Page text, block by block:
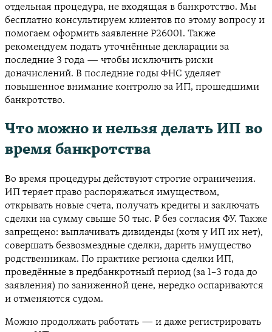
отдельная процедура, не входящая в банкротство. Мы
бесплатно консультируем клиентов по этому вопросу и
помогаем оформить заявление Р26001. Также
рекомендуем подать уточнённые декларации за
последние 3 года — чтобы исключить риски
доначислений. В последние годы ФНС уделяет
повышенное внимание контролю за ИП, прошедшими
банкротство.
Что можно и нельзя делать ИП во
время банкротства
Во время процедуры действуют строгие ограничения.
ИП теряет право распоряжаться имуществом,
открывать новые счета, получать кредиты и заключать
сделки на сумму свыше 50 тыс. ₽ без согласия ФУ. Также
запрещено: выплачивать дивиденды (хотя у ИП их нет),
совершать безвозмездные сделки, дарить имущество
родственникам. По практике региона сделки ИП,
проведённые в предбанкротный период (за 1–3 года до
заявления) по заниженной цене, нередко оспариваются
и отменяются судом.
Можно продолжать работать — и даже регистрировать